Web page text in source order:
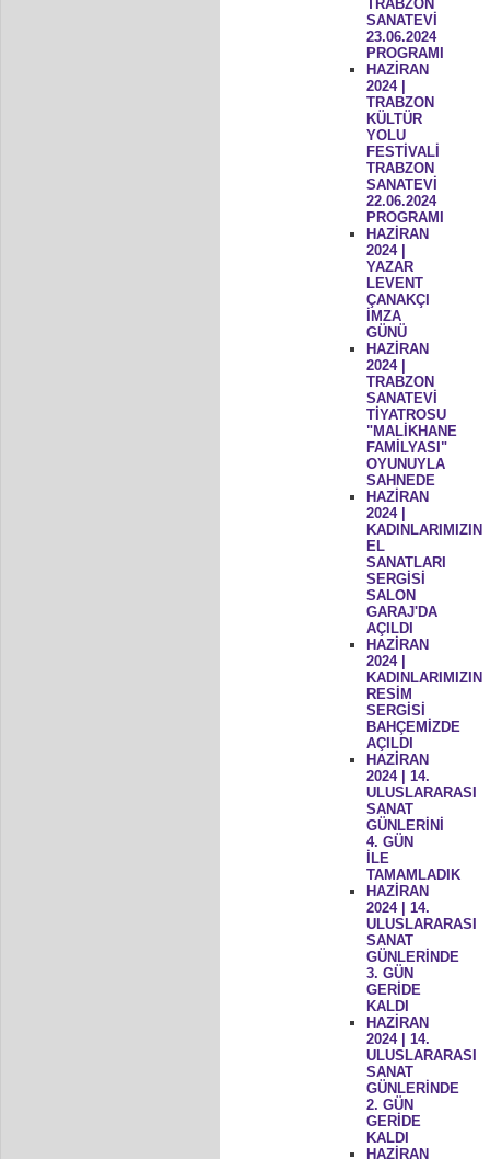
TRABZON
SANATEVİ
23.06.2024
PROGRAMI
HAZİRAN
2024 |
TRABZON
KÜLTÜR
YOLU
FESTİVALİ
TRABZON
SANATEVİ
22.06.2024
PROGRAMI
HAZİRAN
2024 |
YAZAR
LEVENT
ÇANAKÇI
İMZA
GÜNÜ
HAZİRAN
2024 |
TRABZON
SANATEVİ
TİYATROSU
"MALİKHANE
FAMİLYASI"
OYUNUYLA
SAHNEDE
HAZİRAN
2024 |
KADINLARIMIZIN
EL
SANATLARI
SERGİSİ
SALON
GARAJ'DA
AÇILDI
HAZİRAN
2024 |
KADINLARIMIZIN
RESİM
SERGİSİ
BAHÇEMİZDE
AÇILDI
HAZİRAN
2024 | 14.
ULUSLARARASI
SANAT
GÜNLERİNİ
4. GÜN
İLE
TAMAMLADIK
HAZİRAN
2024 | 14.
ULUSLARARASI
SANAT
GÜNLERİNDE
3. GÜN
GERİDE
KALDI
HAZİRAN
2024 | 14.
ULUSLARARASI
SANAT
GÜNLERİNDE
2. GÜN
GERİDE
KALDI
HAZİRAN